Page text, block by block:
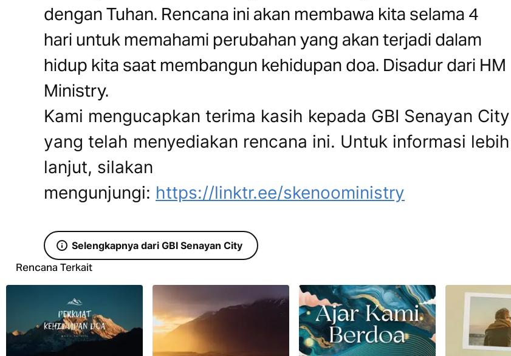
dengan Tuhan. Rencana ini akan membawa kita selama 4
hari untuk memahami perubahan yang akan terjadi dalam
hidup kita saat membangun kehidupan doa. Disadur dari HM
Ministry.
Kami mengucapkan terima kasih kepada GBI Senayan City
yang telah menyediakan rencana ini. Untuk informasi lebih
lanjut, silakan
mengunjungi: https://linktr.ee/skenooministry
Selengkapnya dari GBI Senayan City
Rencana Terkait